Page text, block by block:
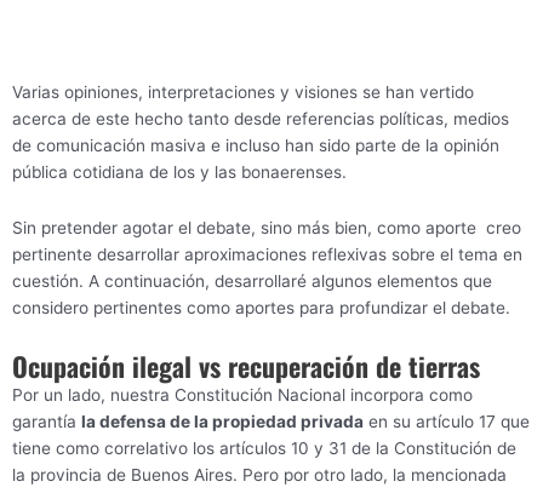
Varias opiniones, interpretaciones y visiones se han vertido
acerca de este hecho tanto desde referencias políticas, medios
de comunicación masiva e incluso han sido parte de la opinión
pública cotidiana de los y las bonaerenses.
Sin pretender agotar el debate, sino más bien, como aporte creo
pertinente desarrollar aproximaciones reflexivas sobre el tema en
cuestión. A continuación, desarrollaré algunos elementos que
considero pertinentes como aportes para profundizar el debate.
Ocupación ilegal vs recuperación de tierras
Por un lado, nuestra Constitución Nacional incorpora como
garantía la defensa de la propiedad privada en su artículo 17 que
tiene como correlativo los artículos 10 y 31 de la Constitución de
la provincia de Buenos Aires. Pero por otro lado, la mencionada